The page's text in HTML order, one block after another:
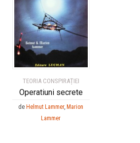
TEORIA CONSPIRAȚIEI
Operatiuni secrete
deHelmut Lammer,Marion
Lammer